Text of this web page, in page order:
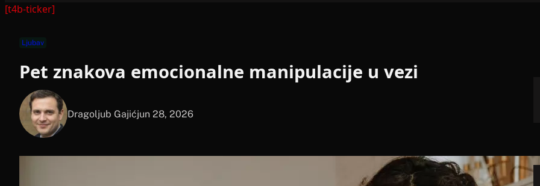
[t4b-ticker]
Ljubav
Pet znakova emocionalne manipulacije u vezi
Dragoljub Gajićjun 28, 2026